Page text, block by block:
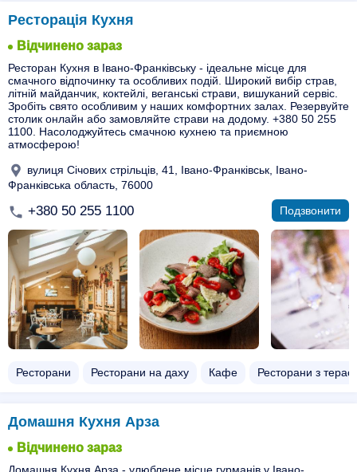
Ресторація Кухня
Відчинено зараз
Ресторан Кухня в Івано-Франківську - ідеальне місце для
смачного відпочинку та особливих подій. Широкий вибір страв,
літній майданчик, коктейлі, веганські страви, вишуканий сервіс.
Зробіть свято особливим у наших комфортних залах. Резервуйте
столик онлайн або замовляйте страви на додому. +380 50 255
1100. Насолоджуйтесь смачною кухнею та приємною
атмосферою!
вулиця Січових стрільців, 41, Івано-Франківськ, Івано-
Франківська область, 76000
+380 50 255 1100 Подзвонити
Ресторани Ресторани на даху Кафе Ресторани з
Домашня Кухня Арза
Відчинено зараз